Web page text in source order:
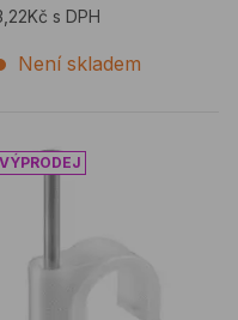
s DPH
Není skladem
příchytka DQ